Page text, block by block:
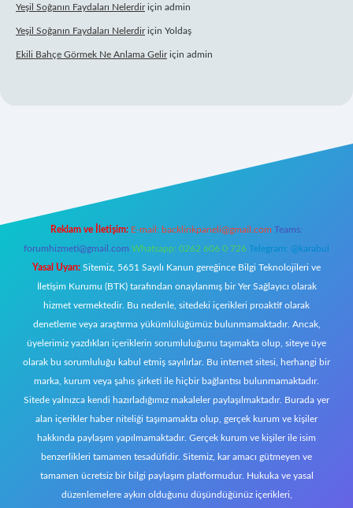
Yeşil Soğanın Faydaları Nelerdiriçin admin
Yeşil Soğanın Faydaları Nelerdiriçin Yoldaş
Ekili Bahçe Görmek Ne Anlama Geliriçin admin
Reklam ve İletişim: E-mail: backlinkpaneli@gmail.com Teams:
forumhizmeti@gmail.com Whatsapp: 0262 606 0 726 Telegram: @karabul
Yasal Uyarı: Sitemiz, 5651 Sayılı Kanun gereğince Bilgi Teknolojileri ve
İletişim Kurumu (BTK) tarafından onaylanmış bir Yer Sağlayıcı olarak
hizmet vermektedir. Bu nedenle, sitedeki içerikleri proaktif olarak
denetleme veya araştırma yükümlülüğümüz bulunmamaktadır. Ancak,
üyelerimiz yazdıkları içeriklerin sorumluluğunu taşımakta olup, siteye üye
olarak bu sorumluluğu kabul etmiş sayılırlar. Bu internet sitesi, herhangi bir
marka, kurum veya şahıs şirketi ile hiçbir bağlantısı bulunmamaktadır.
Sitede yalnızca kendi hazırladığımız makaleler paylaşılmaktadır. Burada yer
alan içerikler haber niteliği taşımamakta olup, gerçek kurum ve kişiler
hakkında paylaşım yapılmamaktadır. Gerçek kurum ve kişiler ile isim
benzerlikleri tamamen tesadüfidir. Sitemiz, kar amacı gütmeyen ve
tamamen ücretsiz bir bilgi paylaşım platformudur. Hukuka ve yasal
düzenlemelere aykırı olduğunu düşündüğünüz içerikleri,